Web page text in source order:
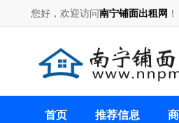
您好，欢迎访问南宁铺面出租网 ！
首页 推荐信息